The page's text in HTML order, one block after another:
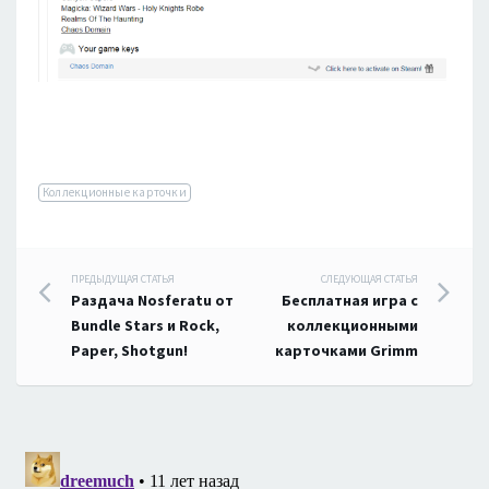
Коллекционные карточки
Навигация
по
записям
ПРЕДЫДУЩАЯ СТАТЬЯ
Раздача Nosferatu от
Bundle Stars и Rock,
Paper, Shotgun!
СЛЕДУЮЩАЯ СТАТЬЯ
Бесплатная игра с
коллекционными
карточками Grimm